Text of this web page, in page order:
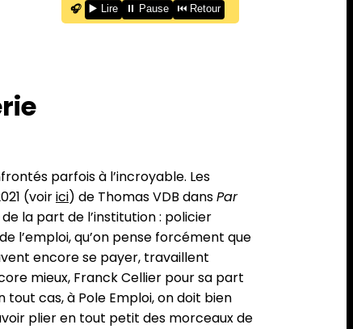
🎧 ▶️ Lire ⏸️ Pause ⏮️ Retour
parfois à l’incroyable. Les
(voirici) de Thomas VDB dansPar
la part de l’institution : policier
l’emploi, qu’on pense forcément que
encore se payer, travaillent
mieux, Franck Cellier pour sa part
tout cas, à Pole Emploi, on doit bien
plier en tout petit des morceaux de